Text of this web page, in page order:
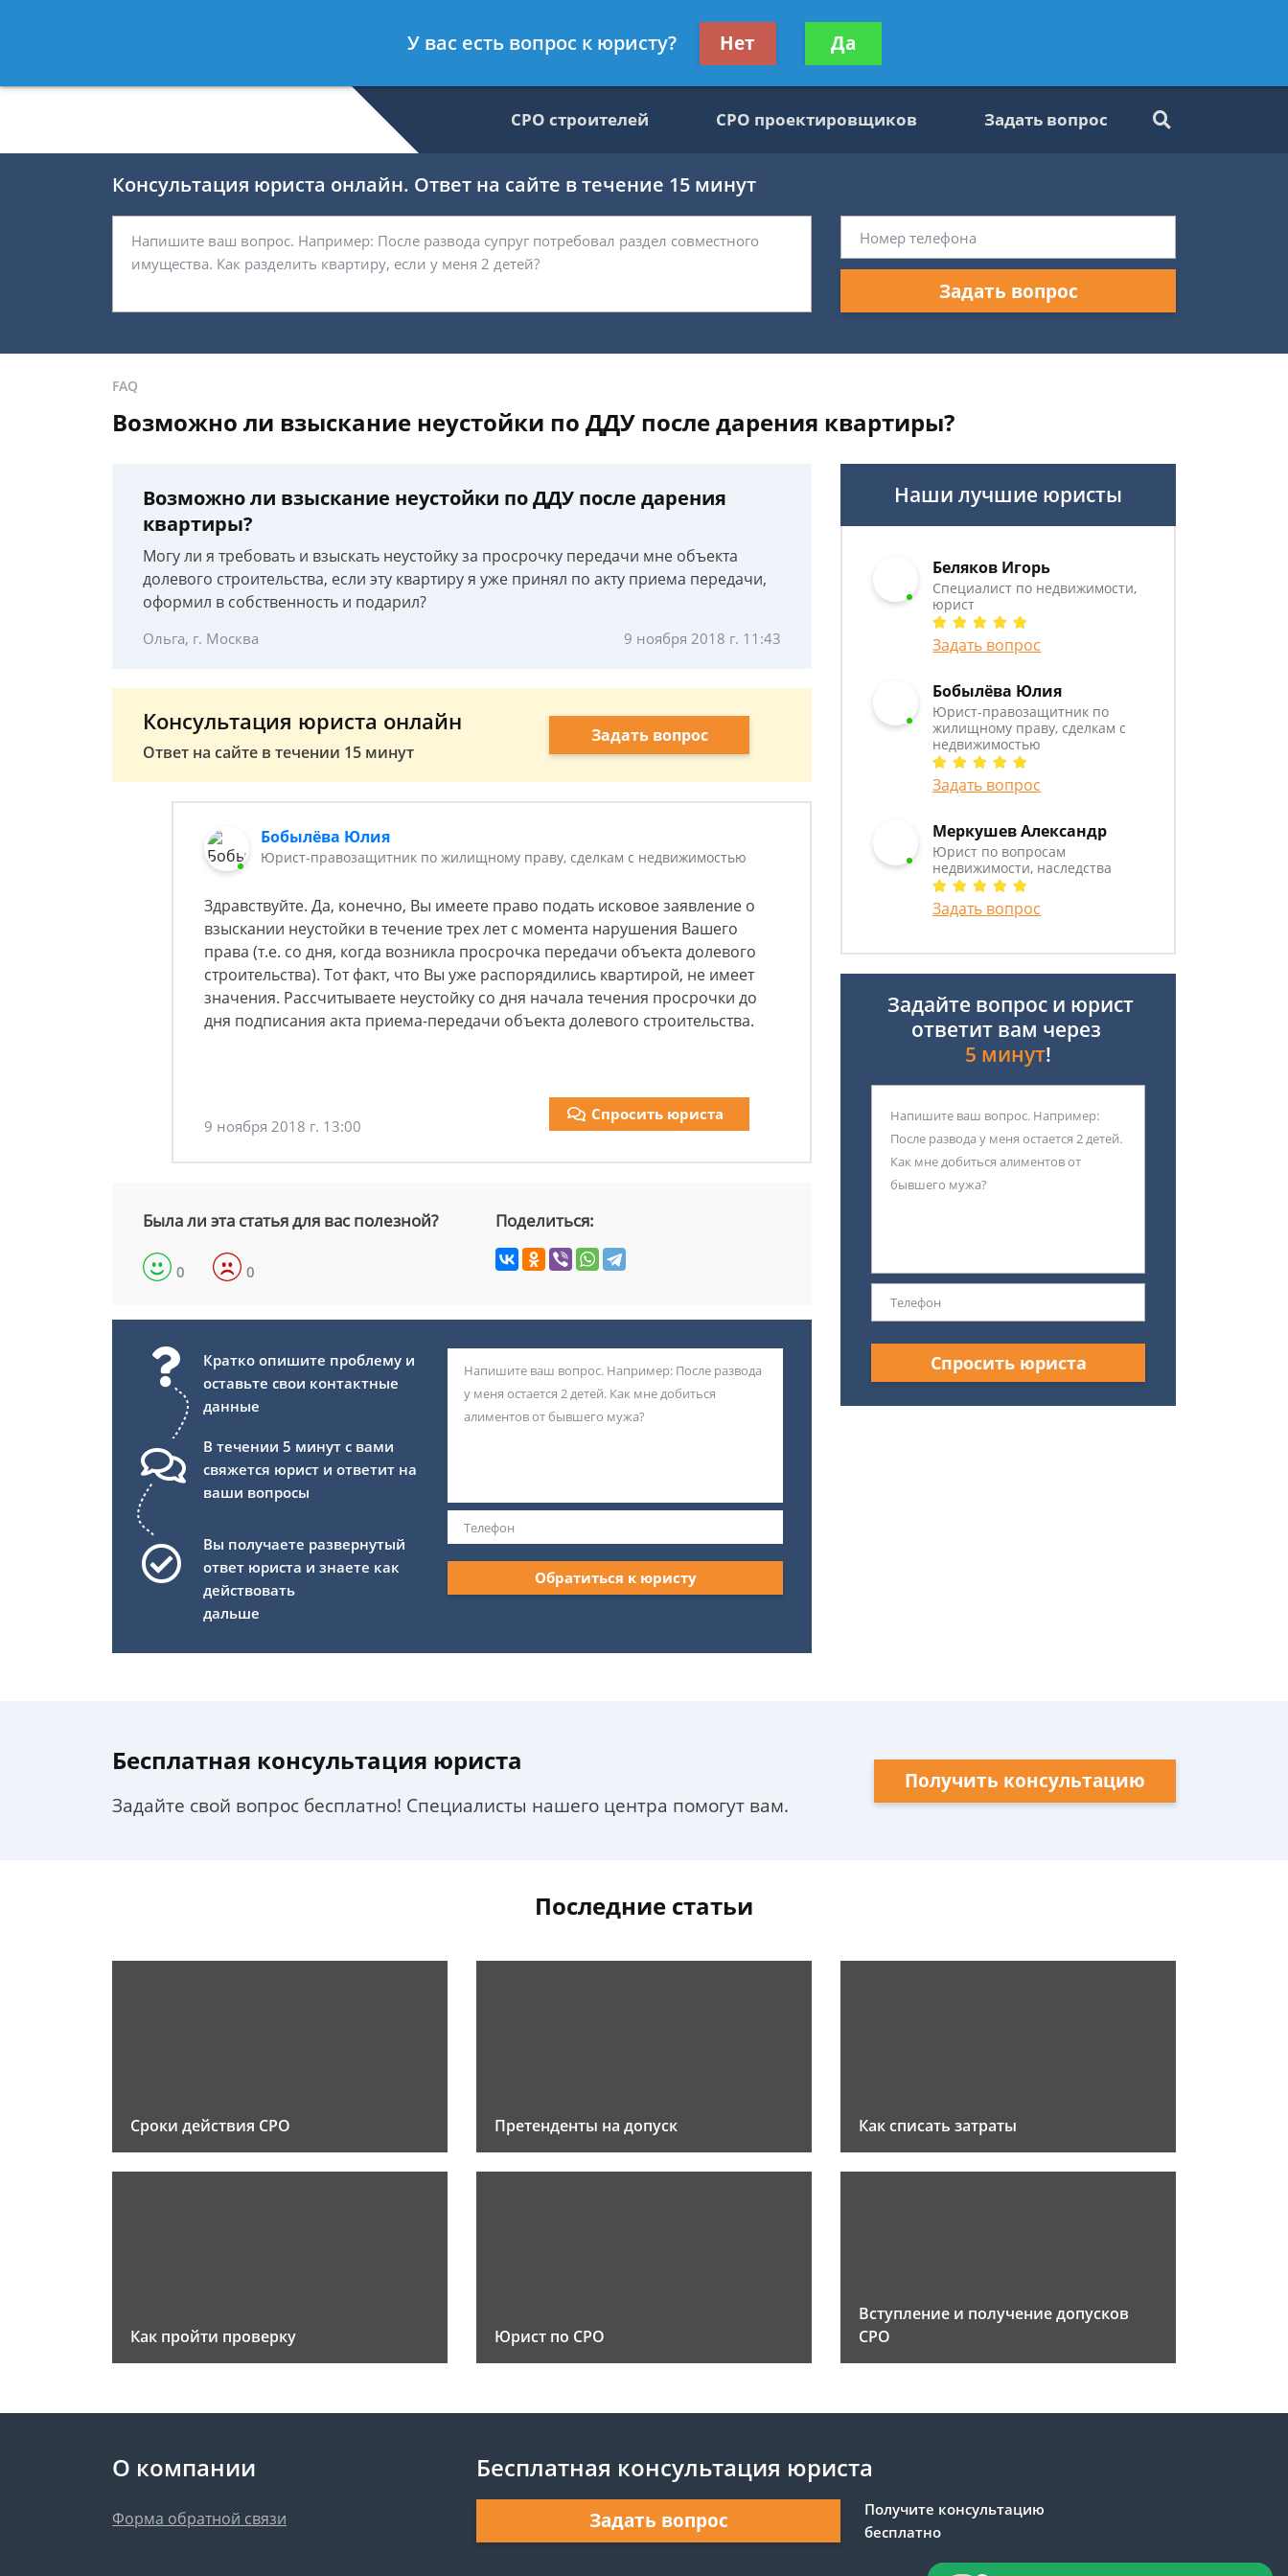
- Специалист по недвижимости, юрист
Получите консультацию
бесплатно
СРО строителей СРО проектировщиков Задать вопрос
Консультация юриста онлайн. Ответ на сайте в течение 15 минут
Задать вопрос
FAQ
Возможно ли взыскание неустойки по ДДУ после дарения квартиры?
Возможно ли взыскание неустойки по ДДУ после дарения
квартиры?
Могу ли я требовать и взыскать неустойку за просрочку передачи мне объекта
долевого строительства, если эту квартиру я уже принял по акту приема передачи,
оформил в собственность и подарил?
Ольга, г. Москва 9 ноября 2018 г. 11:43
Консультация юриста онлайн
Ответ на сайте в течении 15 минут
Задать вопрос
Бобылёва Юлия
Юрист-правозащитник по жилищному праву, сделкам с недвижимостью
Здравствуйте. Да, конечно, Вы имеете право подать исковое заявление о
взыскании неустойки в течение трех лет с момента нарушения Вашего
права (т.е. со дня, когда возникла просрочка передачи объекта долевого
строительства). Тот факт, что Вы уже распорядились квартирой, не имеет
значения. Рассчитываете неустойку со дня начала течения просрочки до
дня подписания акта приема-передачи объекта долевого строительства.
9 ноября 2018 г. 13:00
Спросить юриста
Была ли эта статья для вас полезной?
0 0
Поделиться:
Кратко опишите проблему и
оставьте свои контактные
данные
В течении 5 минут с вами
свяжется юрист и ответит на
ваши вопросы
Вы получаете развернутый
ответ юриста и знаете как
действовать
дальше
Обратиться к юристу
Наши лучшие юристы
Беляков Игорь
Специалист по недвижимости,
юрист
Задать вопрос
Бобылёва Юлия
Юрист-правозащитник по
жилищному праву, сделкам с
недвижимостью
Задать вопрос
Меркушев Александр
Юрист по вопросам
недвижимости, наследства
Задать вопрос
Задайте вопрос и юрист
ответит вам через
5 минут!
Спросить юриста
Бесплатная консультация юриста
Задайте свой вопрос бесплатно! Специалисты нашего центра помогут вам.
Получить консультацию
Последние статьи
Сроки действия СРО Претенденты на допуск Как списать затраты
Как пройти проверку Юрист по СРО
Вступление и получение допусков
СРО
О компании
Форма обратной связи
Бесплатная консультация юриста
Задать вопрос
Получите консультацию
бесплатно
У вас есть вопрос к юристу? Нет Да